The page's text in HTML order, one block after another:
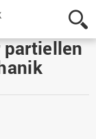
Hochschule
Osnabrück
-
University
of
Sciences
partiellen